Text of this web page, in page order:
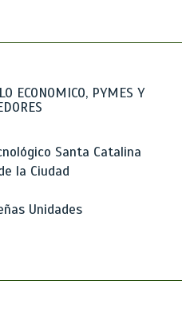
ECONOMICO, PYMES Y
Santa Catalina
la Ciudad
Unidades